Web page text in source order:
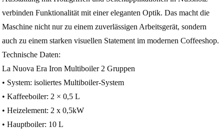
verbinden Funktionalität mit einer eleganten Optik. Das macht die
Maschine nicht nur zu einem zuverlässigen Arbeitsgerät, sondern
auch zu einem starken visuellen Statement im modernen Coffeeshop.
Technische Daten:
La Nuova Era Iron Multiboiler 2 Gruppen
• System: isoliertes Multiboiler-System
• Kaffeeboiler: 2 × 0,5 L
• Heizelement: 2 x 0,5kW
• Hauptboiler: 10 L